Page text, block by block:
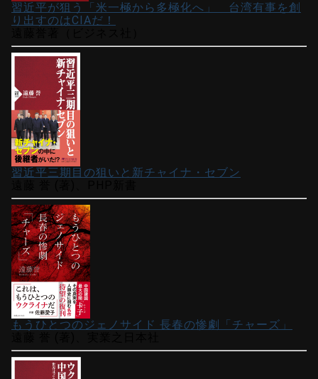
習近平が狙う「米一極から多極化へ」 台湾有事を創
り出すのはCIAだ！
習近平三期目の狙いと新チャイナ・セブン
もうひとつのジェノサイド 長春の惨劇「チャーズ」